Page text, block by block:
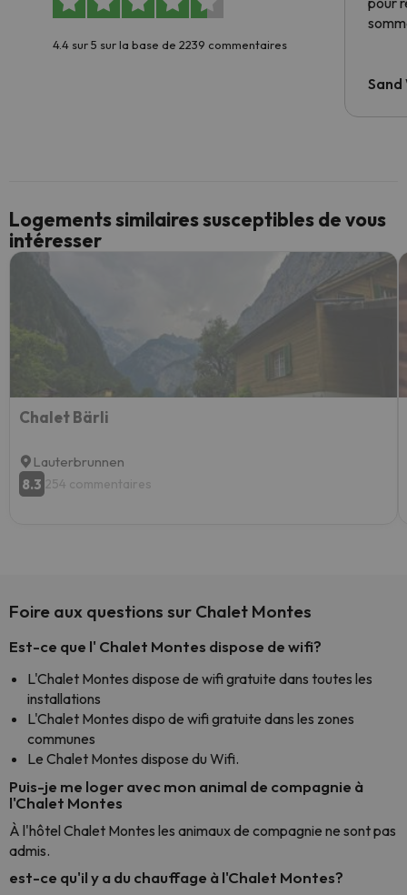
4.4 sur 5 sur la base de 2239 commentaires
Sand
Logements similaires susceptibles de vous
intéresser
Chalet Bärli
Lauterbrunnen
8.3 254 commentaires
Foire aux questions sur Chalet Montes
Est-ce que l' Chalet Montes dispose de wifi?
L'Chalet Montes dispose de wifi gratuite dans toutes les
installations
L'Chalet Montes dispo de wifi gratuite dans les zones
communes
Le Chalet Montes dispose du Wifi.
Puis-je me loger avec mon animal de compagnie à
l'Chalet Montes
À l'hôtel Chalet Montes les animaux de compagnie ne sont pas
admis.
est-ce qu'il y a du chauffage à l'Chalet Montes?